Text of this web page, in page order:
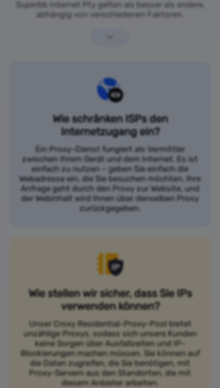
Superbb Internet Pty gelten als besser als andere,
abhängig von verschiedenen Faktoren.
Wie schränken ISPs den
Internetzugang ein?
Ein Proxy-Dienst fungiert als Vermittler
zwischen Ihrem Gerät und dem Internet. Es ist
einfach zu nutzen – geben Sie einfach die
Webadresse ein, die Sie besuchen möchten. Ihre
Anfrage geht durch den Proxy zur Website, und
der Webinhalt wird Ihnen über denselben Proxy
zurückgegeben.
Wie stellen wir sicher, dass Sie IPs
verwenden können?
Unser Croxy Residential-Proxy-Pool bietet
unzählige Proxys, sodass sich unsere Kunden
keine Sorgen über Ausfallzeiten und IP-
Blockierungen machen müssen. Sie können auf
die Daten zugreifen, die Sie benötigen, mit
Proxy-Servern aus den Standorten, die mit
diesem Anbieter arbeiten.